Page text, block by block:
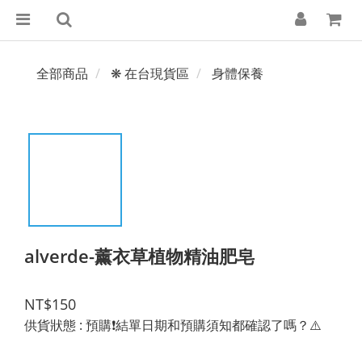
全部商品 ❋ 在台現貨區 身體保養
alverde-薰衣草植物精油肥皂
NT$150
供貨狀態 : 預購❗️結單日期和預購須知都確認了嗎？⚠️